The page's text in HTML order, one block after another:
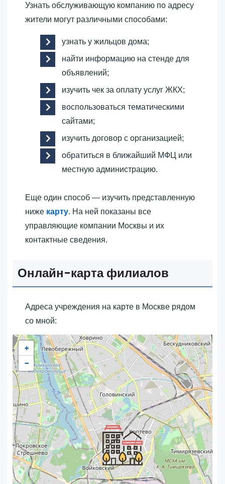
Узнать обслуживающую компанию по адресу
жители могут различными способами:
узнать у жильцов дома;
найти информацию на стенде для
объявлений;
изучить чек за оплату услуг ЖКХ;
воспользоваться тематическими
сайтами;
изучить договор с организацией;
обратиться в ближайший МФЦ или
местную администрацию.
Еще один способ — изучить представленную
ниже карту. На ней показаны все
управляющие компании Москвы и их
контактные сведения.
Онлайн-карта филиалов
Адреса учреждения на карте в Москве рядом
со мной:
+
−